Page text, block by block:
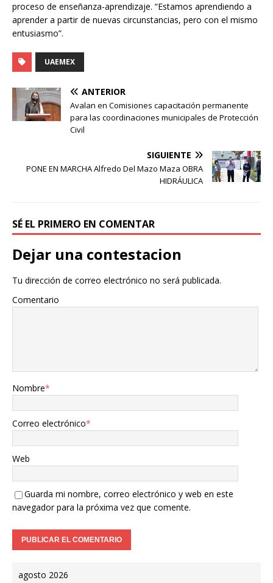
proceso de enseñanza-aprendizaje. “Estamos aprendiendo a
aprender a partir de nuevas circunstancias, pero con el mismo
entusiasmo”.
UAEMEX
ANTERIOR
Avalan en Comisiones capacitación permanente
para las coordinaciones municipales de Protección
Civil
SIGUIENTE
PONE EN MARCHA Alfredo Del Mazo Maza OBRA
HIDRÁULICA
SÉ EL PRIMERO EN COMENTAR
Dejar una contestacion
Tu dirección de correo electrónico no será publicada.
Comentario
Nombre*
Correo electrónico*
Web
Guarda mi nombre, correo electrónico y web en este
navegador para la próxima vez que comente.
agosto 2026